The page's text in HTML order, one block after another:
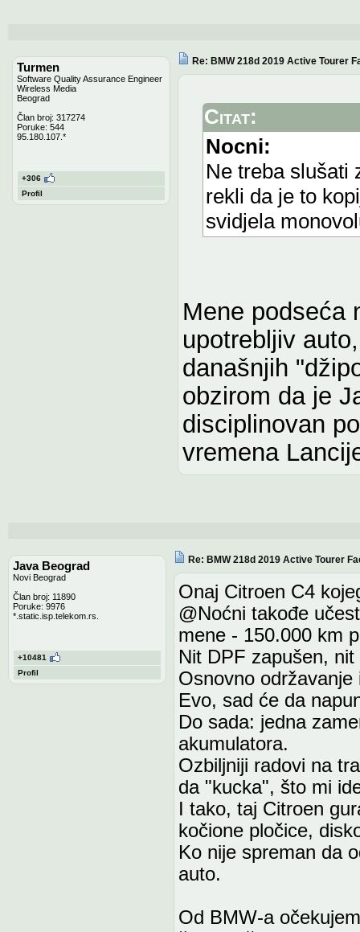
Turmen
Software Quality Assurance Engineer
Wireless Media
Beograd
Član broj: 317274
Poruke: 544
95.180.107.*
+306
Profil
Re: BMW 218d 2019 Active Tourer
Citat:
Nocni:
Ne treba slušati
rekli da je to
svidjela
Mene podseća
upotrebljiv
današnjih
obzirom da je
disciplinovan
vremena
Java Beograd
Novi Beograd
Član broj: 11890
Poruke: 9976
*.static.isp.telekom.rs.
+10481
Profil
Re: BMW 218d 2019 Active Tourer
Onaj Citroen C4
@Noćni takođe
mene - 150.000 km
Nit DPF zapušen,
Osnovno održavanje
Evo, sad će da
Do sada: jedna
akumulatora.
Ozbiljniji radovi na
da "kucka", što mi
I tako, taj Citroen
kočione pločice,
Ko nije spreman da
auto.
Od BMW-a